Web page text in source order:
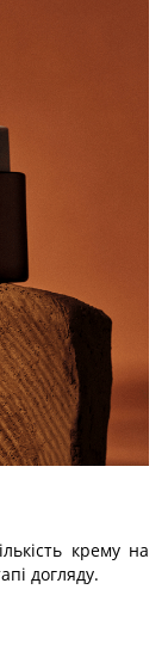
крему на
догляду.